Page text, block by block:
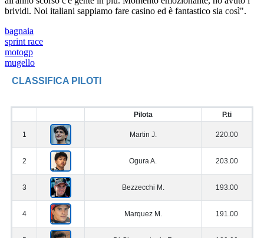
brividi. Noi italiani sappiamo fare casino ed è fantastico sia così".
bagnaia
sprint race
motogp
mugello